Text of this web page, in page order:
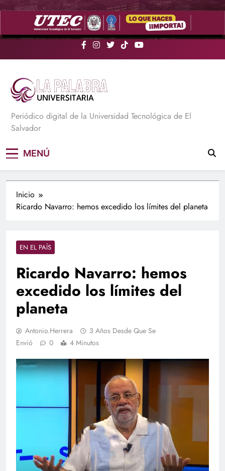
Saltar
La Palabra Universitaria
Periódico digital de la Universidad Tecnológica de El
Salvador
MENÚ
Inicio
Ricardo Navarro: hemos excedido los límites del planeta
EN EL PAÍS
Ricardo Navarro: hemos
excedido los límites del
planeta
Antonio.herrera
3 Años Desde Que Se
Envió
0 4 Minutos